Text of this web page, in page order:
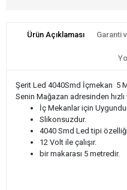
Ürün Açıklaması Garanti
Şerit Led 4040Smd İçmekan 5
Senin Mağazan adresinden hızlı
İç Mekanlar için
Slikonsuzdur.
4040 Smd Led tipi
12 Volt ile çalışır.
bir makarası 5 metredir.